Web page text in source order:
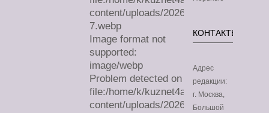
content/uploads/2026/07/sa-
7.webp
Image format not
supported:
image/webp
Problem detected on
file:/home/k/kuznet4a/
content/uploads/2026/07/sa-
КОНТАКТЫ
Адрес
редакции:
г. Москва,
Большой